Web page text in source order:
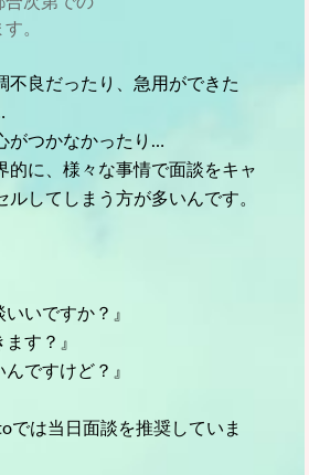
。
不良だったり、急用ができた
がつかなかったり…
的に、様々な事情で面談をキャ
ルしてしまう方が多いんです。
いいですか？』
す？』
んですけど？』
では当日面談を推奨していま